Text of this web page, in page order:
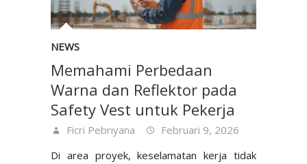
NEWS
Memahami Perbedaan
Warna dan Reflektor pada
Safety Vest untuk Pekerja
Ficri Pebriyana
Februari 9, 2026
Di area proyek, keselamatan kerja tidak